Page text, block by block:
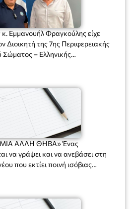
Εμμανουήλ Φραγκούλης είχε
Διοικητή της 7ης Περιφερειακής
Σώματος – Ελληνικής
Αρχιπλοίαρχο Λ.Σ. κ. Ιωάννη
ΑΛΛΗ ΘΗΒΑ» Ένας
να γράψει και να ανεβάσει στη
που εκτίει ποινή ισόβιας
Ένα πολυβραβευμένο έργο για
έργο αινιγματικό, συγκινητικό,
διακεκριμένος σκηνοθέτης